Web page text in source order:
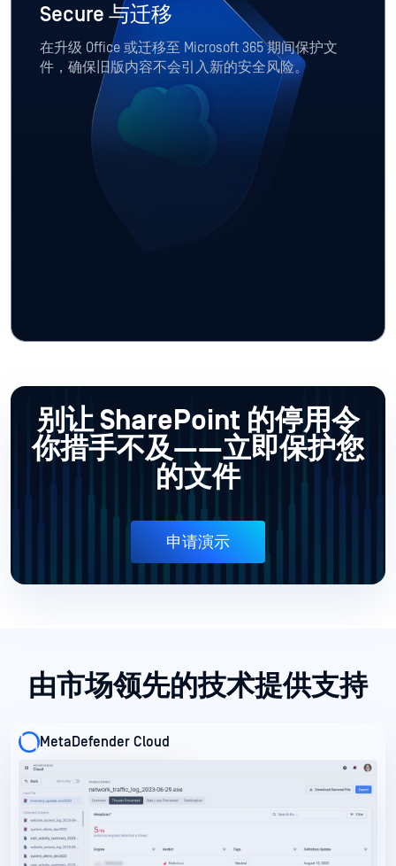
Secure 与迁移
在升级 Office 或迁移至 Microsoft 365 期间保护文
件，确保旧版内容不会引入新的安全风险。
别让 SharePoint 的停用令
你措手不及——立即保护您
的文件
申请演示
由市场领先的技术提供支持
MetaDefender Cloud
MetaDefender Cloud
MetaDefender Cloud
MetaDefender Cloud